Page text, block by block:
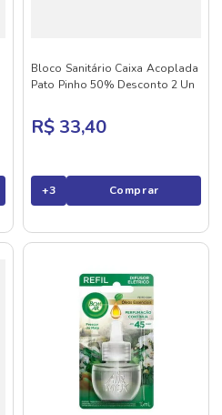
Bloco Sanitário Caixa Acoplada
Pato Pinho 50% Desconto 2 Un
R$ 33,40
+3 Comprar